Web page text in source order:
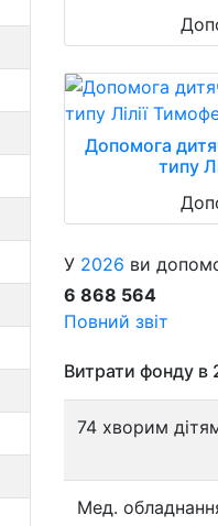
Допомога
типу
У 2026 ви
6 868 564
Повний звіт
Витрати фонду в
74 хворим
Мед.